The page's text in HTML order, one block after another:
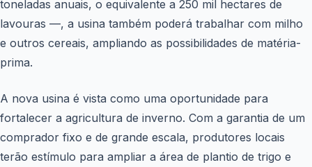
toneladas anuais, o equivalente a 250 mil hectares de
lavouras —, a usina também poderá trabalhar com milho
e outros cereais, ampliando as possibilidades de matéria-
prima.
A nova usina é vista como uma oportunidade para
fortalecer a agricultura de inverno. Com a garantia de um
comprador fixo e de grande escala, produtores locais
terão estímulo para ampliar a área de plantio de trigo e